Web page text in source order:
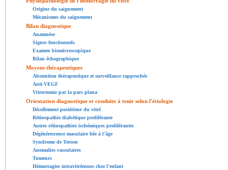
Origine du saignement
Mécanismes du saignement
Bilan diagnostique
Anamnèse
Signes fonctionnels
Examen biomicroscopique
Bilan échographique
Moyens thérapeutiques
Abstention thérapeutique et surveillance rapprochée
Anti-VEGF
Vitrectomie par la pars plana
Orientation diagnostique et conduite à tenir selon l'étiologie
Décollement postérieur du vitré
Rétinopathie diabétique proliférante
Autres rétinopathies ischémiques proliférantes
Dégénérescence maculaire liée à l'âge
Syndrome de Terson
Anomalies vasculaires
Tumeurs
Hémorragies intravitréennes chez l'enfant